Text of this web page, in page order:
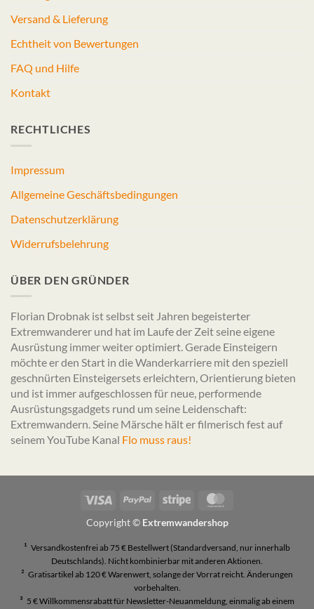
Versand & Lieferung
Echtheit von Bewertungen
FAQ und Hilfe
Kontakt
RECHTLICHES
Impressum
Allgemeine Geschäftsbedingungen
Datenschutzerklärung
Widerrufsbelehrung
ÜBER DEN GRÜNDER
Florian Drobnak ist selbst seit Jahren begeisterter
Extremwanderer und hat im Laufe der Zeit seine eigene
Ausrüstung immer weiter optimiert. Gerade Einsteigern
möchte er den Start in die Wanderkarriere mit den speziell
geschnürten Einsteigersets erleichtern, Orientierung bieten
und ist immer aufgeschlossen für neue, performende
Ausrüstungsgadgets rund um seine Leidenschaft:
Extremwandern. Seine Märsche hält er filmerisch fest auf
seinem YouTube Kanal Flo muss raus!
Visa PayPal Stripe
Copyright © Extremwandershop
¹ Versandkostenfrei ab 75 € Bestellwert (Standardversand, nur innerhalb
Deutschlands). Nicht kombinierbar mit anderen Aktionen.
² Gratisartikel ab 120 € Warenwert, solange der Vorrat reicht. Änderungen
vorbehalten.
³ 5 € Willkommensrabatt für Newsletter-Neuanmeldung, einmalig ab einem